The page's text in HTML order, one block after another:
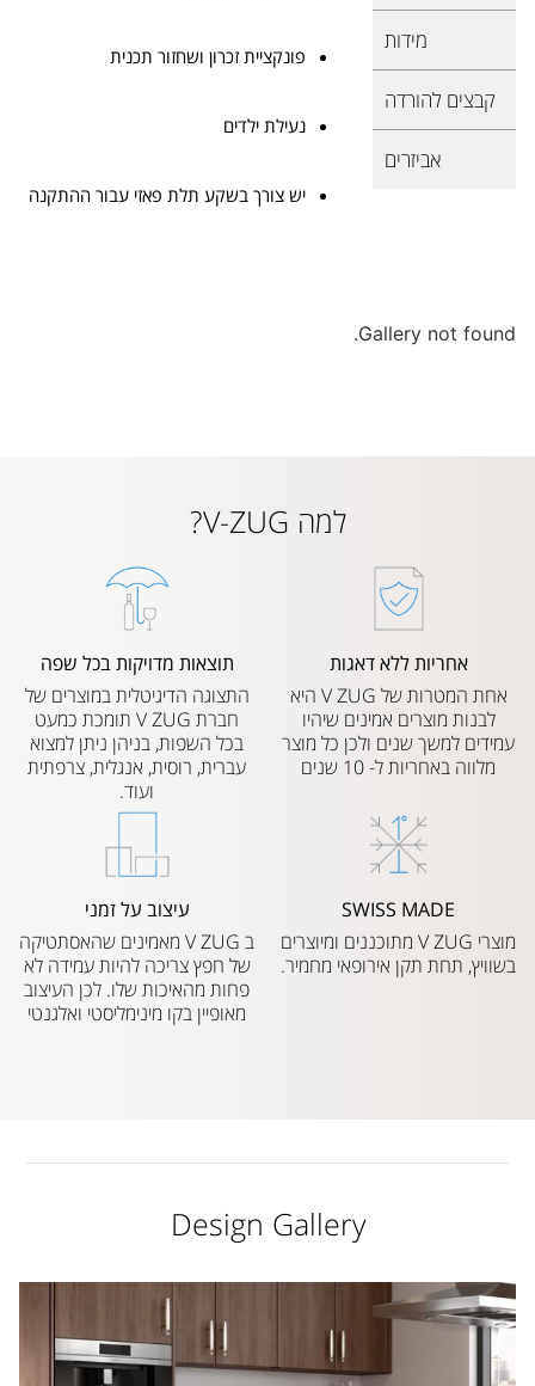
מידות
קבצים להורדה
אביזרים
פונקציית זכרון ושחזור תכנית
נעילת ילדים
יש צורך בשקע תלת פאזי עבור ההתקנה
Gallery not found.
למה V-ZUG?
אחריות ללא דאגות
אחת המטרות של V ZUG היא
לבנות מוצרים אמינים שיהיו
עמידים למשך שנים ולכן כל מוצר
מלווה באחריות ל- 10 שנים
תוצאות מדויקות בכל שפה
התצוגה הדיגיטלית במוצרים של
חברת V ZUG תומכת כמעט
בכל השפות, בניהן ניתן למצוא
עברית, רוסית, אנגלית, צרפתית
ועוד.
SWISS MADE
מוצרי V ZUG מתוכננים ומיוצרים
בשוויץ, תחת תקן אירופאי מחמיר.
עיצוב על זמני
ב V ZUG מאמינים שהאסתטיקה
של חפץ צריכה להיות עמידה לא
פחות מהאיכות שלו. לכן העיצוב
מאופיין בקו מינימליסטי ואלגנטי
Design Gallery